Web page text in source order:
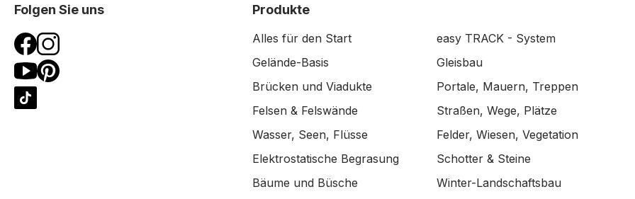
Folgen Sie uns Produkte
Alles für den Start
easy TRACK - System
Gelände-Basis
Gleisbau
Brücken und Viadukte
Portale, Mauern, Treppen
Felsen & Felswände
Straßen, Wege, Plätze
Wasser, Seen, Flüsse
Felder, Wiesen, Vegetation
Elektrostatische Begrasung
Schotter & Steine
Bäume und Büsche
Winter-Landschaftsbau